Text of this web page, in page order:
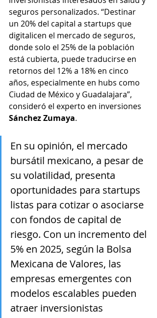
seguros personalizados. “Destinar
un 20% del capital a startups que
digitalicen el mercado de seguros,
donde solo el 25% de la población
está cubierta, puede traducirse en
retornos del 12% a 18% en cinco
años, especialmente en hubs como
Ciudad de México y Guadalajara”,
consideró el experto en inversiones
Sánchez Zumaya.
En su opinión, el mercado
bursátil mexicano, a pesar de
su volatilidad, presenta
oportunidades para startups
listas para cotizar o asociarse
con fondos de capital de
riesgo. Con un incremento del
5% en 2025, según la Bolsa
Mexicana de Valores, las
empresas emergentes con
modelos escalables pueden
atraer inversionistas